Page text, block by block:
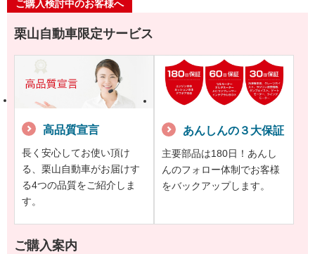
ご購入検討中のお客様へ
栗山自動車限定サービス
高品質宣言
長く安心してお使い頂け
る、栗山自動車がお届けす
る4つの品質をご紹介しま
す。
あんしんの３大保証
主要部品は180日！あんし
んのフォロー体制でお客様
をバックアップします。
ご購入案内